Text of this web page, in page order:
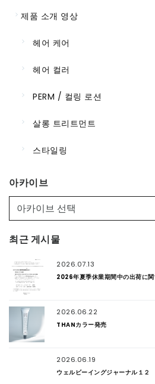
제품 소개 영상
헤어 케어
헤어 컬러
PERM / 컬링 로션
살롱 트리트먼트
스타일링
아카이브
최근 게시물
2026.07.13
2026年夏季休業期間中の出荷に
2026.06.22
THANカラー発売
2026.06.19
ウェルビーイングジャーナル１２